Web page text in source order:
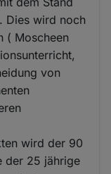
Dies wird noch
( Moscheen
von
wird der 90
der 25 jährige